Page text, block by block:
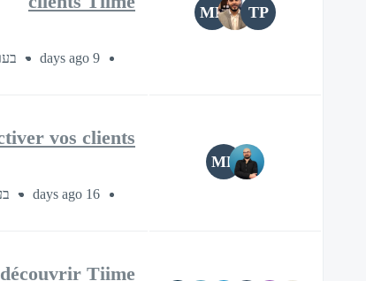
TP
ML
9 days ago בערך
ML
vos clients
16 days ago
Tiime